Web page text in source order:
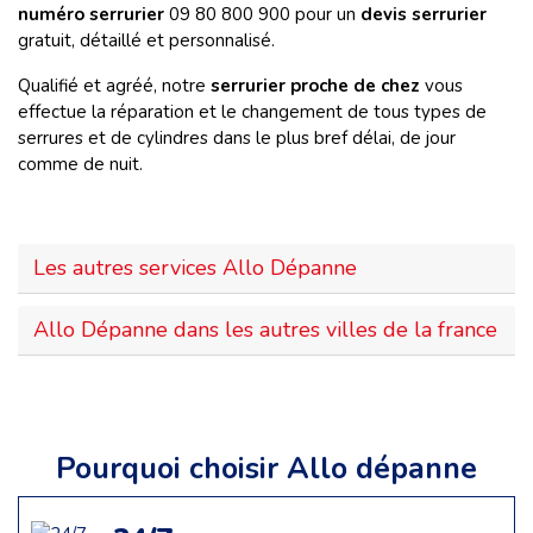
numéro serrurier 09 80 800 900 pour un devis serrurier
gratuit, détaillé et personnalisé.
Qualifié et agréé, notre serrurier proche de chez vous
effectue la réparation et le changement de tous types de
serrures et de cylindres dans le plus bref délai, de jour
comme de nuit.
Les autres services Allo Dépanne
Allo Dépanne dans les autres villes de la france
Pourquoi choisir Allo dépanne